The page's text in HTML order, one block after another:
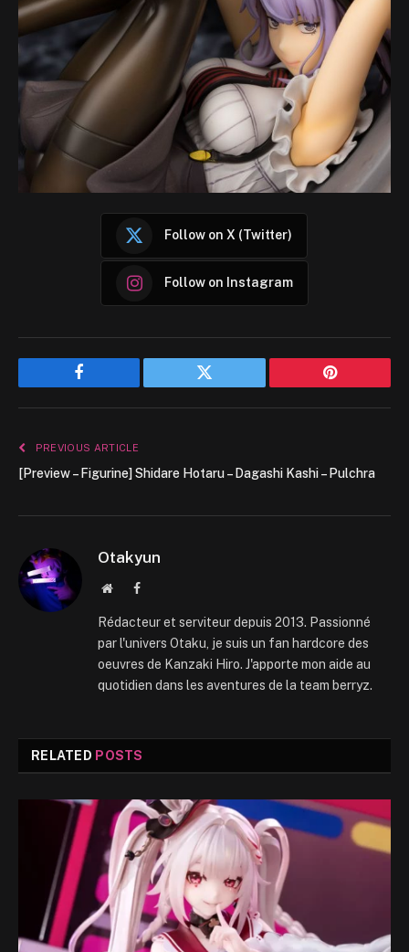
Follow on X (Twitter)
Follow on Instagram
Facebook Twitter Pinterest
PREVIOUS ARTICLE
[Preview – Figurine] Shidare Hotaru – Dagashi Kashi – Pulchra
Otakyun
WebsiteFacebook
Rédacteur et serviteur depuis 2013. Passionné
par l'univers Otaku, je suis un fan hardcore des
oeuvres de Kanzaki Hiro. J'apporte mon aide au
quotidien dans les aventures de la team berryz.
RELATED POSTS